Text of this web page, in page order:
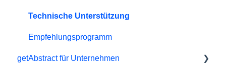
Technische Unterstützung
Empfehlungsprogramm
getAbstract für Unternehmen